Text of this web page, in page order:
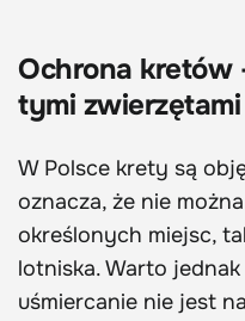
Ochrona kretów
tymi zwierzętami
W Polsce krety są
oznacza, że nie
określonych miejsc,
lotniska. Warto
uśmiercanie nie jest